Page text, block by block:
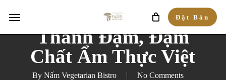
main
Đặt Bàn
Menu
Hương Vị Đặc Sắc,
Thanh Đạm, Đậm
Chất Ẩm Thực Việt
By Nấm Vegetarian Bistro
No Comments